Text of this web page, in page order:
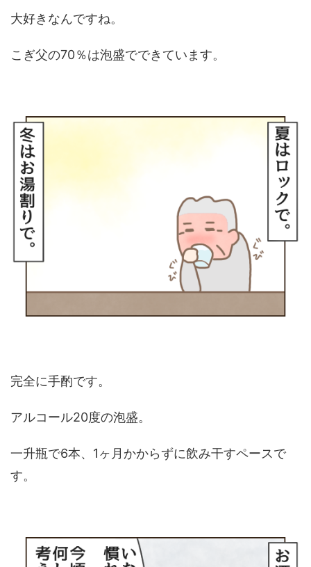
大好きなんですね。
こぎ父の70％は泡盛でできています。
完全に手酌です。
アルコール20度の泡盛。
一升瓶で6本、1ヶ月かからずに飲み干すペースで
す。